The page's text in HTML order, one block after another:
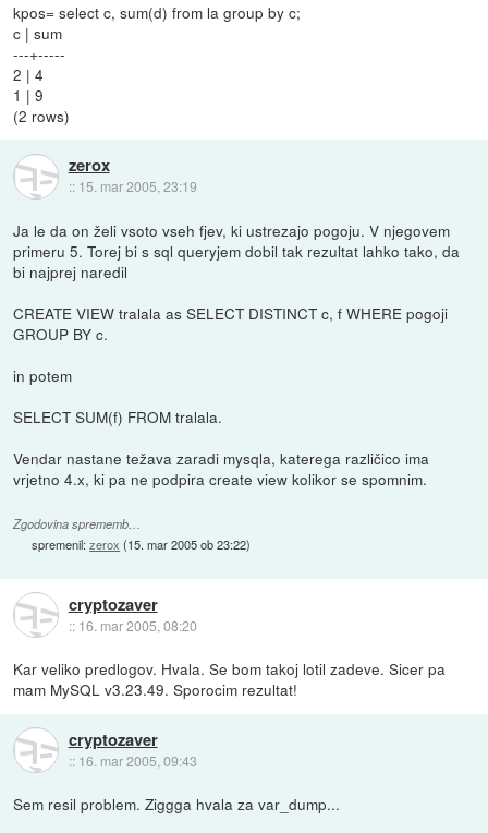
kpos= select c, sum(d) from la group by c;
c | sum
---+-----
2 | 4
1 | 9
(2 rows)
zerox
:: 15. mar 2005, 23:19
Ja le da on želi vsoto vseh fjev, ki ustrezajo pogoju. V njegovem
primeru 5. Torej bi s sql queryjem dobil tak rezultat lahko tako, da
bi najprej naredil
CREATE VIEW tralala as SELECT DISTINCT c, f WHERE pogoji
GROUP BY c.
in potem
SELECT SUM(f) FROM tralala.
Vendar nastane težava zaradi mysqla, katerega različico ima
vrjetno 4.x, ki pa ne podpira create view kolikor se spomnim.
Zgodovina sprememb…
spremenil:zerox (15. mar 2005 ob 23:22)
cryptozaver
:: 16. mar 2005, 08:20
Kar veliko predlogov. Hvala. Se bom takoj lotil zadeve. Sicer pa
mam MySQL v3.23.49. Sporocim rezultat!
cryptozaver
:: 16. mar 2005, 09:43
Sem resil problem. Ziggga hvala za var_dump...